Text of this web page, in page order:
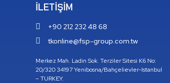
İLETIŞIM
+90 212 232 48 68
tkonline@fsp-group.com.tw
Merkez Mah. Ladin Sok. Terziler Sitesi K6 No:
20/320 34197 Yenibosna/Bahçelievler-Istanbul
– TURKEY.